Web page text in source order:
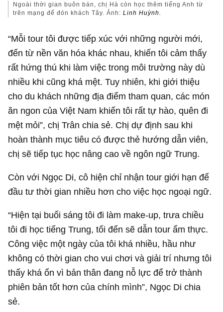
Ngoài thời gian buôn bán, chị Hà còn học thêm tiếng Anh từ
trên mạng để đón khách Tây. Ảnh:Linh Huỳnh.
“Mỗi tour tôi được tiếp xúc với những người mới,
đến từ nền văn hóa khác nhau, khiến tôi cảm thấy
rất hứng thú khi làm việc trong môi trường này dù
nhiều khi cũng khá mệt. Tuy nhiên, khi giới thiệu
cho du khách những địa điểm tham quan, các món
ăn ngon của Việt Nam khiến tôi rất tự hào, quên đi
mệt mỏi”, chị Trân chia sẻ. Chị dự định sau khi
hoàn thành mục tiêu có được thẻ hướng dẫn viên,
chị sẽ tiếp tục học nâng cao về ngôn ngữ Trung.
Còn với Ngọc Di, cô hiện chỉ nhận tour giới hạn để
đầu tư thời gian nhiều hơn cho việc học ngoại ngữ.
“Hiện tại buổi sáng tôi đi làm make-up, trưa chiều
tôi đi học tiếng Trung, tối đến sẽ dẫn tour ẩm thực.
Công việc một ngày của tôi khá nhiều, hầu như
không có thời gian cho vui chơi và giải trí nhưng tôi
thấy khá ổn vì bản thân đang nỗ lực để trở thành
phiên bản tốt hơn của chính mình”, Ngọc Di chia
sẻ.